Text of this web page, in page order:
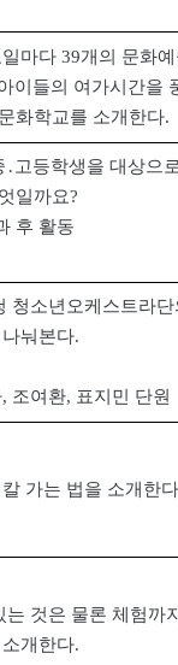
일마다39개의 문화예
이들의 여가시간을
화학교를 소개한다.
․ 고등학생을 대상으
일까요?
후 활동
청소년오케스트라단
눠본다.
, 조여환, 표지민 단원
가는 법을 소개한다
는 것은 물론 체험까
개한다.